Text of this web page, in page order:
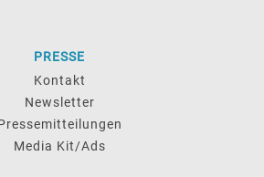
PRESSE
Kontakt
Newsletter
Media Kit/Ads